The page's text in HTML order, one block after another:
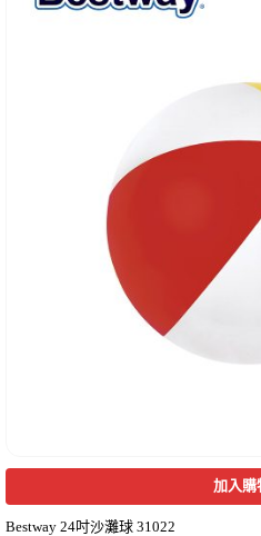
加入購
Bestway 24吋沙灘球 31022